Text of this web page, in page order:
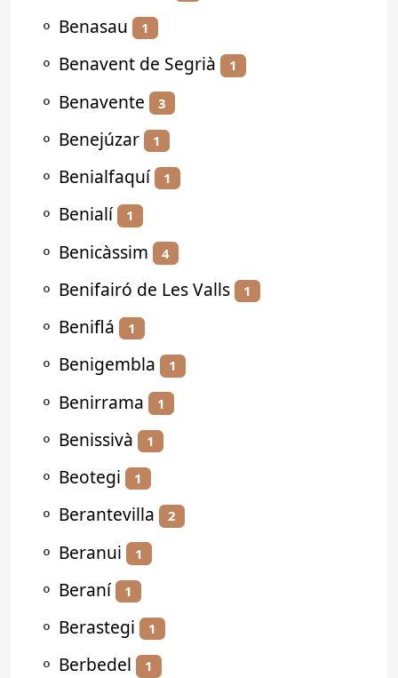
⚬ Benasau 1
⚬ Benavent de Segrià 1
⚬ Benavente 3
⚬ Benejúzar 1
⚬ Benialfaquí 1
⚬ Benialí 1
⚬ Benicàssim 4
⚬ Benifairó de Les Valls 1
⚬ Beniflá 1
⚬ Benigembla 1
⚬ Benirrama 1
⚬ Benissivà 1
⚬ Beotegi 1
⚬ Berantevilla 2
⚬ Beranui 1
⚬ Beraní 1
⚬ Berastegi 1
⚬ Berbedel 1